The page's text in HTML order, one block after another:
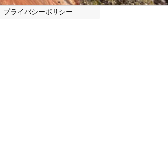
プライバシーポリシー